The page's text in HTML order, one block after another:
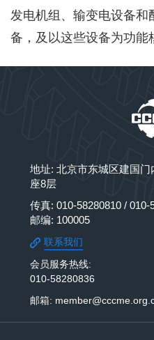
发电机组、输变电设备和
备，及以这些设备为功能
地址: 北京市东城区建国
座8层
传真: 010-58280810 / 010-
邮编: 100005
联系我们
会员服务热线:
010-58280836
邮箱: